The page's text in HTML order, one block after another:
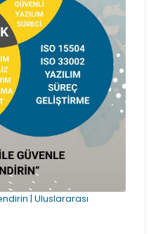
| Uluslararası